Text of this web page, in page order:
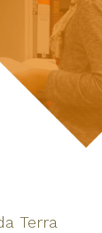
Terra